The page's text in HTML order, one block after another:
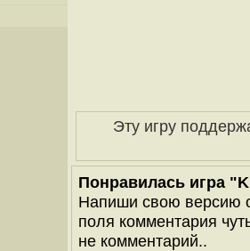
Эту игру
Понравилась игра
Напиши свою версию
поля комментария
не комментарий..